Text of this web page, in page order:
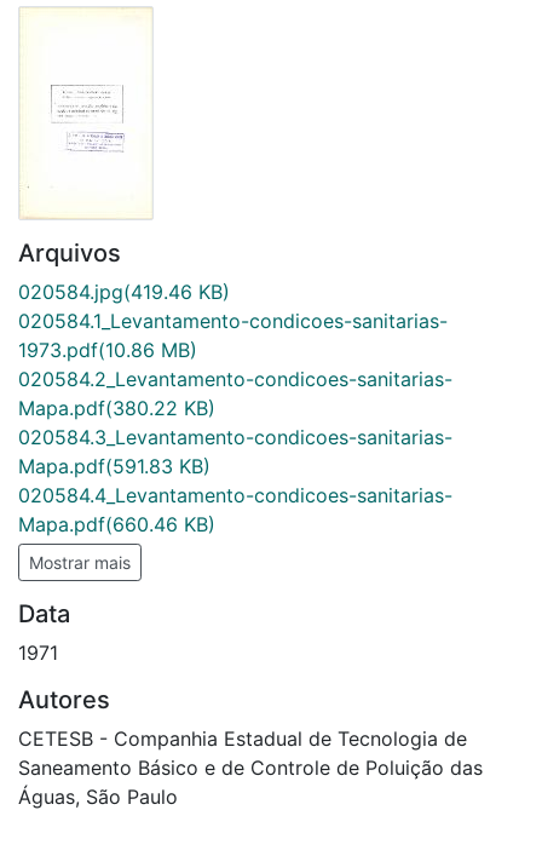
Fale Conosco
Arquivos
020584.jpg(419.46 KB)
020584.1_Levantamento-condicoes-sanitarias-
1973.pdf(10.86 MB)
020584.2_Levantamento-condicoes-sanitarias-
Mapa.pdf(380.22 KB)
020584.3_Levantamento-condicoes-sanitarias-
Mapa.pdf(591.83 KB)
020584.4_Levantamento-condicoes-sanitarias-
Mapa.pdf(660.46 KB)
Mostrar mais
Data
1971
Autores
CETESB - Companhia Estadual de Tecnologia de
Saneamento Básico e de Controle de Poluição das
Águas, São Paulo